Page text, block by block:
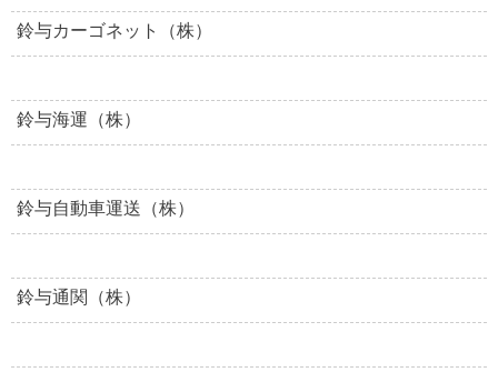
鈴与カーゴネット（株）
鈴与海運（株）
鈴与自動車運送（株）
鈴与通関（株）